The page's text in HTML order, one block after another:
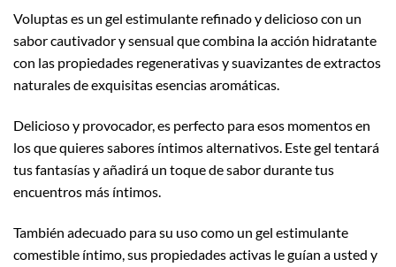
Voluptas es un gel estimulante refinado y delicioso con un
sabor cautivador y sensual que combina la acción hidratante
con las propiedades regenerativas y suavizantes de extractos
naturales de exquisitas esencias aromáticas.
Delicioso y provocador, es perfecto para esos momentos en
los que quieres sabores íntimos alternativos. Este gel tentará
tus fantasías y añadirá un toque de sabor durante tus
encuentros más íntimos.
También adecuado para su uso como un gel estimulante
comestible íntimo, sus propiedades activas le guían a usted y